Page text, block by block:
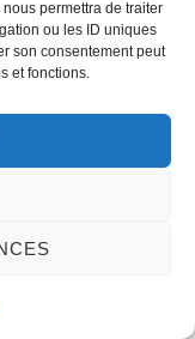
permettra de traiter
ou les ID uniques
son consentement peut
et fonctions.
à Paris